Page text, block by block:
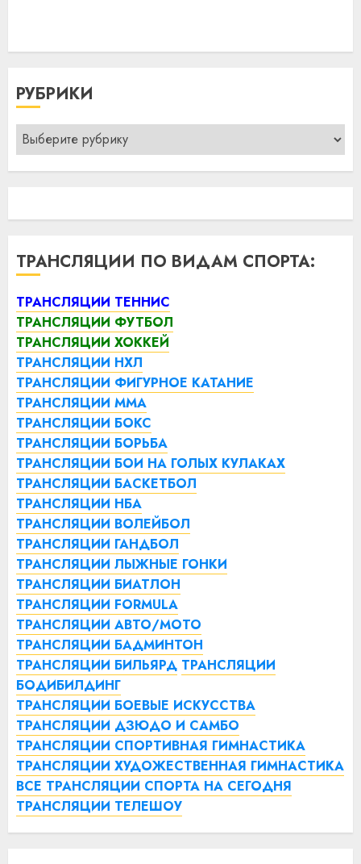
РУБРИКИ
Рубрики
ТРАНСЛЯЦИИ ПО ВИДАМ СПОРТА:
ТРАНСЛЯЦИИ ТЕННИС
ТРАНСЛЯЦИИ ФУТБОЛ
ТРАНСЛЯЦИИ ХОККЕЙ
ТРАНСЛЯЦИИ НХЛ
ТРАНСЛЯЦИИ ФИГУРНОЕ КАТАНИЕ
ТРАНСЛЯЦИИ ММА
ТРАНСЛЯЦИИ БОКС
ТРАНСЛЯЦИИ БОРЬБА
ТРАНСЛЯЦИИ БОИ НА ГОЛЫХ КУЛАКАХ
ТРАНСЛЯЦИИ БАСКЕТБОЛ
ТРАНСЛЯЦИИ НБА
ТРАНСЛЯЦИИ ВОЛЕЙБОЛ
ТРАНСЛЯЦИИ ГАНДБОЛ
ТРАНСЛЯЦИИ ЛЫЖНЫЕ ГОНКИ
ТРАНСЛЯЦИИ БИАТЛОН
ТРАНСЛЯЦИИ FORMULA
ТРАНСЛЯЦИИ АВТО/МОТО
ТРАНСЛЯЦИИ БАДМИНТОН
ТРАНСЛЯЦИИ БИЛЬЯРД ТРАНСЛЯЦИИ
БОДИБИЛДИНГ
ТРАНСЛЯЦИИ БОЕВЫЕ ИСКУССТВА
ТРАНСЛЯЦИИ ДЗЮДО И САМБО
ТРАНСЛЯЦИИ СПОРТИВНАЯ ГИМНАСТИКА
ТРАНСЛЯЦИИ ХУДОЖЕСТВЕННАЯ ГИМНАСТИКА
ВСЕ ТРАНСЛЯЦИИ СПОРТА НА СЕГОДНЯ
ТРАНСЛЯЦИИ ТЕЛЕШОУ